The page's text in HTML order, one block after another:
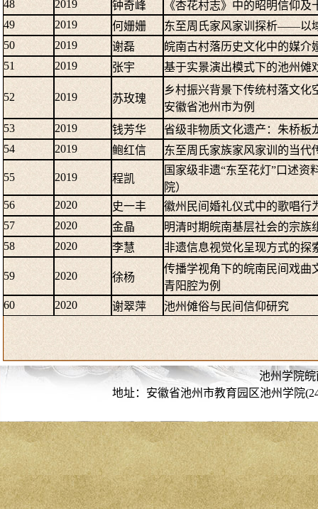
48
2019 钟奇峰
《杏花村志》中的昭明信仰及
49
2019 何姗姗
东至周氏家风家训探析——以
50
2019 谢磊
皖南古村落历史文化中的媒介
51
2019 张宇 基于实景演出模式下的池州傩
52 2019 苏玫瑰
乡村振兴背景下传统村落文
安徽省池州市为例
53
2019 钱芳华
省级非物质文化遗产：朱桥板
54
2019 鲍红信 东至周氏家族家风家训的当代
55 2019 程凯
国家级非遗“东至花灯”口述
院）
56
2020 史一丰
徽州民间婚礼仪式中的歌唱行
57
2020 金晶
明清时期皖南基层社会的宗族
58
2020 李慧 非遗信息视觉化呈现方式的
59 2020 徐杨
传播学视角下的皖南民间戏
青阳腔为例
60
2020 谢翠萍 池州傩俗与民间信仰研究
池州学院
地址：安徽省池州市教育园区池州学院